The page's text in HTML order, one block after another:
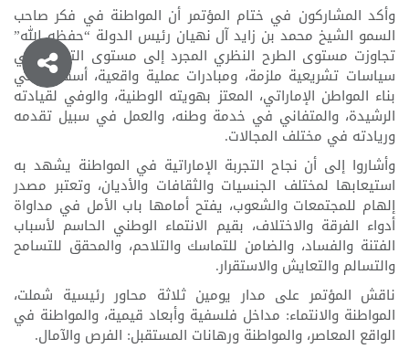
وأكد المشاركون في ختام المؤتمر أن المواطنة في فكر صاحب
السمو الشيخ محمد بن زايد آل نهيان رئيس الدولة “حفظه الله”
تجاوزت مستوى الطرح النظري المجرد إلى مستوى التجسد في
سياسات تشريعية ملزمة، ومبادرات عملية واقعية، أسهمت في
بناء المواطن الإماراتي، المعتز بهويته الوطنية، والوفي لقيادته
الرشيدة، والمتفاني في خدمة وطنه، والعمل في سبيل تقدمه
وريادته في مختلف المجالات.
وأشاروا إلى أن نجاح التجربة الإماراتية في المواطنة يشهد به
استيعابها لمختلف الجنسيات والثقافات والأديان، وتعتبر مصدر
إلهام للمجتمعات والشعوب، يفتح أمامها باب الأمل في مداواة
أدواء الفرقة والاختلاف، بقيم الانتماء الوطني الحاسم لأسباب
الفتنة والفساد، والضامن للتماسك والتلاحم، والمحقق للتسامح
والتسالم والتعايش والاستقرار.
ناقش المؤتمر على مدار يومين ثلاثة محاور رئيسية شملت،
المواطنة والانتماء: مداخل فلسفية وأبعاد قيمية، والمواطنة في
الواقع المعاصر، والمواطنة ورهانات المستقبل: الفرص والآمال.